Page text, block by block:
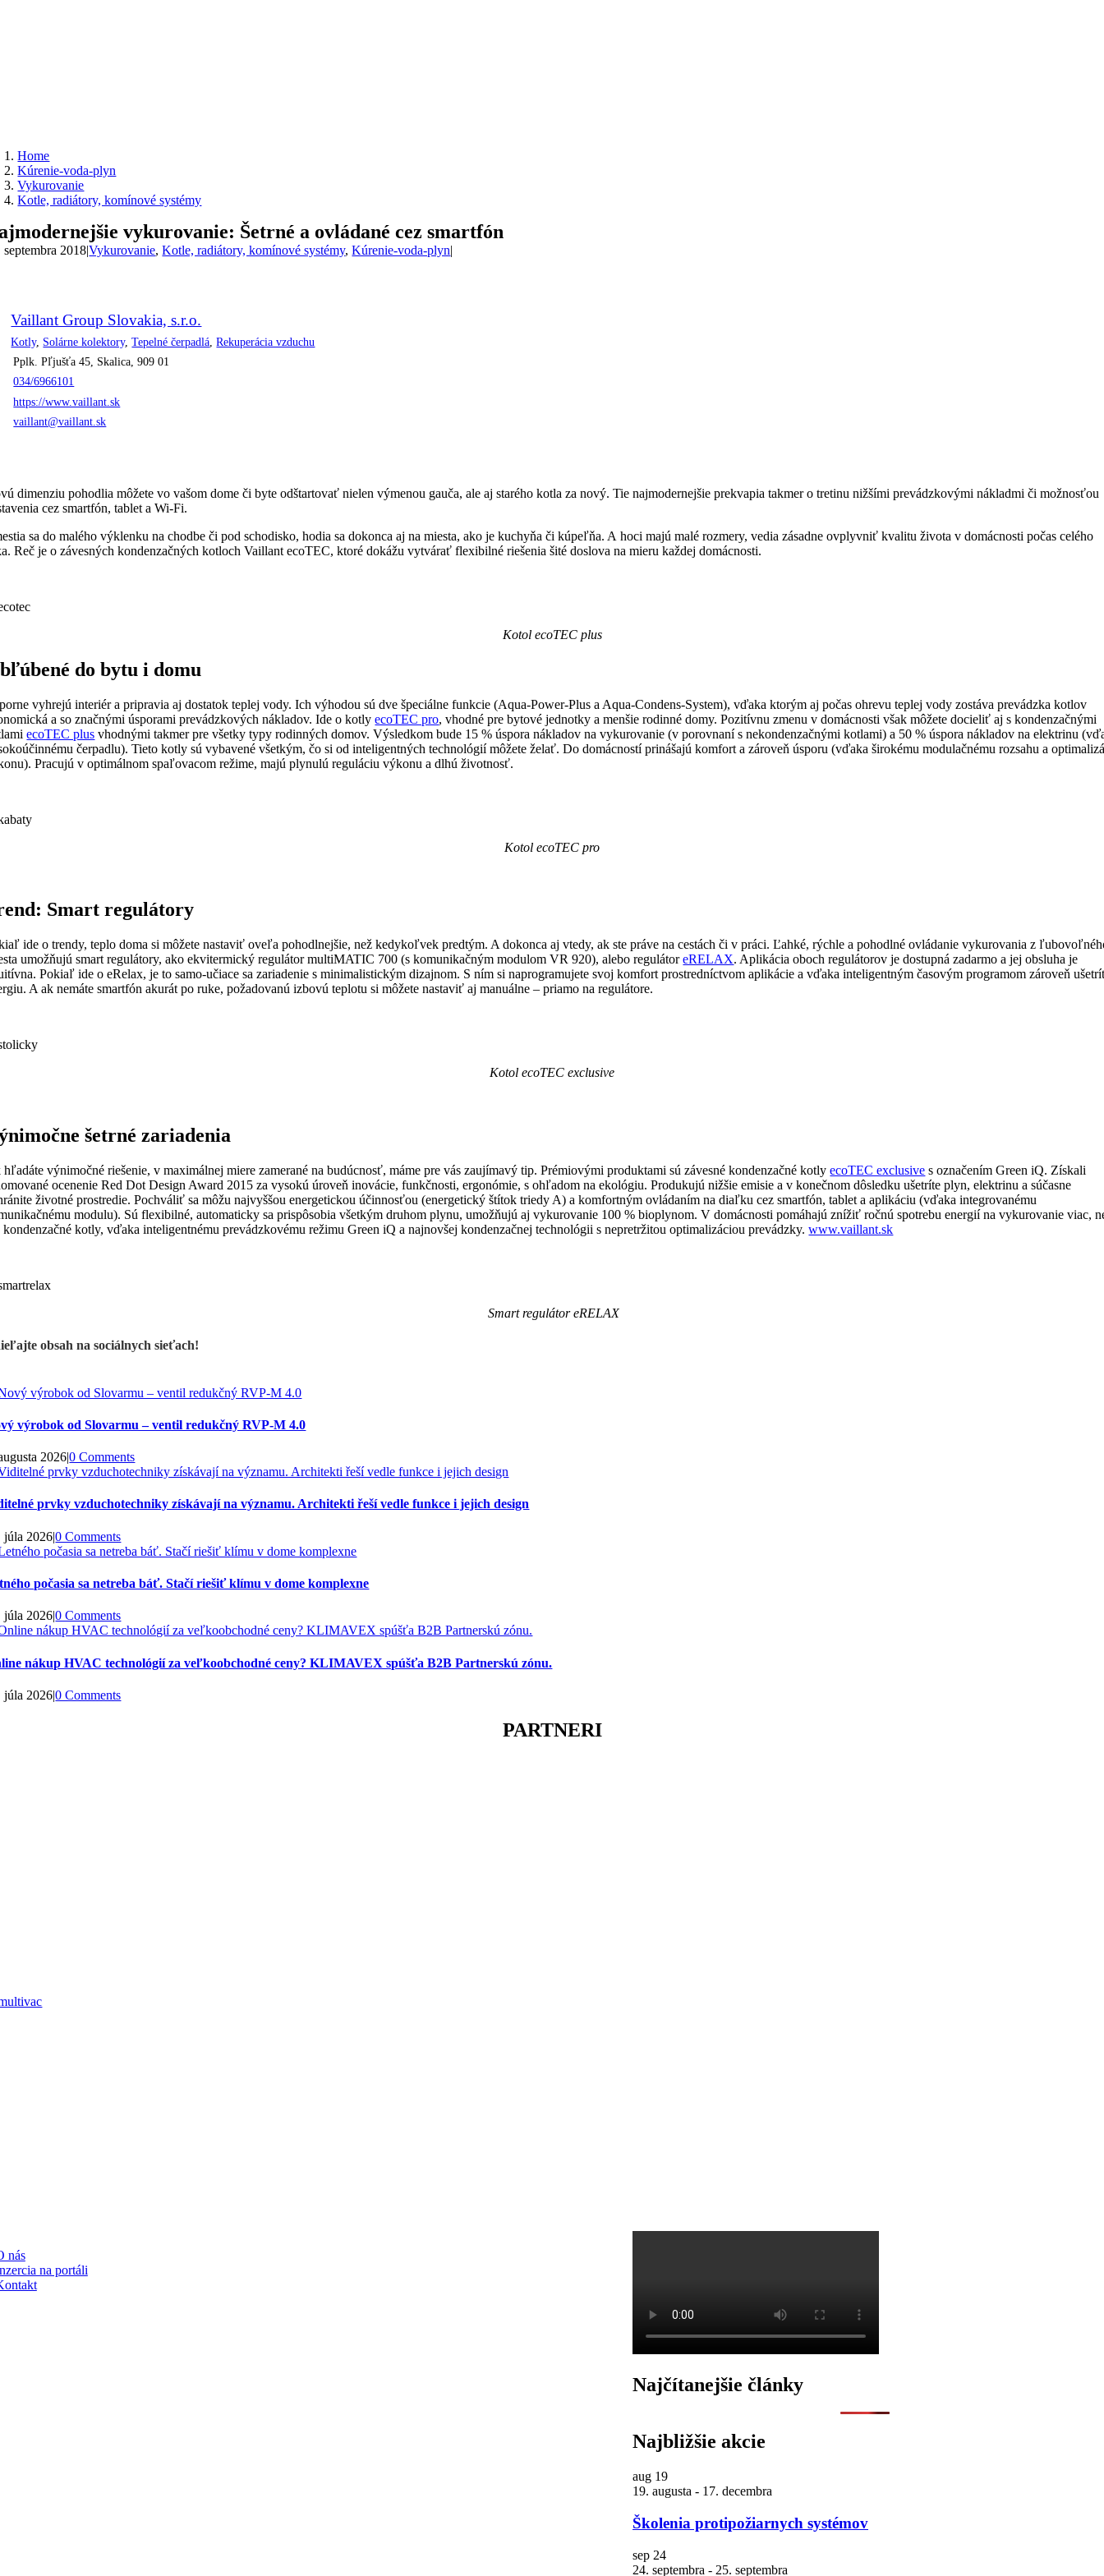
Home
Kúrenie-voda-plyn
Vykurovanie
Kotle, radiátory, komínové systémy
vykurovanie: Šetrné a ovládané cez smartfón
septembra 2018|Vykurovanie,Kotle, radiátory, komínové systémy,Kúrenie-voda-plyn|
Vaillant Group Slovakia, s.r.o.
Kotly, Solárne kolektory,Tepelné čerpadlá ,Rekuperácia vzduchu
Pplk. Pľjušťa 45, Skalica, 909 01
034/6966101
https://www.vaillant.sk
vaillant@vaillant.sk
dimenziu pohodlia môžete vo vašom dome či byte odštartovať nielen výmenou gauča, ale aj starého kotla za nový. Tie najmodernejšie prekvapia takmer o tretinu nižšími prevádzkovými nákladmi či možnosťou
cez smartfón, tablet a Wi-Fi.
sa do malého výklenku na chodbe či pod schodisko, hodia sa dokonca aj na miesta, ako je kuchyňa či kúpeľňa. A hoci majú malé rozmery, vedia zásadne ovplyvniť kvalitu života v domácnosti počas celého
Reč je o závesných kondenzačných kotloch Vaillant ecoTEC, ktoré dokážu vytvárať flexibilné riešenia šité doslova na mieru každej domácnosti.
Kotol ecoTEC plus
do bytu i domu
vyhrejú interiér a pripravia aj dostatok teplej vody. Ich výhodou sú dve špeciálne funkcie (Aqua-Power-Plus a Aqua-Condens-System), vďaka ktorým aj počas ohrevu teplej vody zostáva prevádzka kotlov
a so značnými úsporami prevádzkových nákladov. Ide o kotly ecoTEC pro, vhodné pre bytové jednotky a menšie rodinné domy. Pozitívnu zmenu v domácnosti však môžete docieliť aj s kondenzačnými
ecoTEC plus vhodnými takmer pre všetky typy rodinných domov. Výsledkom bude 15 % úspora nákladov na vykurovanie (v porovnaní s nekondenzačnými kotlami) a 50 % úspora nákladov na elektrinu
čerpadlu). Tieto kotly sú vybavené všetkým, čo si od inteligentných technológií môžete želať. Do domácností prinášajú komfort a zároveň úsporu (vďaka širokému modulačnému rozsahu a
Pracujú v optimálnom spaľovacom režime, majú plynulú reguláciu výkonu a dlhú životnosť.
Kotol ecoTEC pro
Smart regulátory
ide o trendy, teplo doma si môžete nastaviť oveľa pohodlnejšie, než kedykoľvek predtým. A dokonca aj vtedy, ak ste práve na cestách či v práci. Ľahké, rýchle a pohodlné ovládanie vykurovania z
umožňujú smart regulátory, ako ekvitermický regulátor multiMATIC 700 (s komunikačným modulom VR 920), alebo regulátoreRELAX. Aplikácia oboch regulátorov je dostupná zadarmo a jej obsluha je
Pokiaľ ide o eRelax, je to samo-učiace sa zariadenie s minimalistickým dizajnom. S ním si naprogramujete svoj komfort prostredníctvom aplikácie a vďaka inteligentným časovým programom zároveň
A ak nemáte smartfón akurát po ruke, požadovanú izbovú teplotu si môžete nastaviť aj manuálne – priamo na regulátore.
Kotol ecoTEC exclusive
šetrné zariadenia
výnimočné riešenie, v maximálnej miere zamerané na budúcnosť, máme pre vás zaujímavý tip. Prémiovými produktami sú závesné kondenzačné kotly ecoTEC exclusive s označením Green iQ. Získali
ocenenie Red Dot Design Award 2015 za vysokú úroveň inovácie, funkčnosti, ergonómie, s ohľadom na ekológiu. Produkujú nižšie emisie a v konečnom dôsledku ušetríte plyn, elektrinu a súčasne
životné prostredie. Pochváliť sa môžu najvyššou energetickou účinnosťou (energetický štítok triedy A) a komfortným ovládaním na diaľku cez smartfón, tablet a aplikáciu (vďaka integrovanému
modulu). Sú flexibilné, automaticky sa prispôsobia všetkým druhom plynu, umožňujú aj vykurovanie 100 % bioplynom. V domácnosti pomáhajú znížiť ročnú spotrebu energií na vykurovanie viac,
kondenzačné kotly, vďaka inteligentnému prevádzkovému režimu Green iQ a najnovšej kondenzačnej technológii s nepretržitou optimalizáciou prevádzky.www.vaillant.sk
Smart regulátor eRELAX
obsah na sociálnych sieťach!
výrobok od Slovarmu – ventil redukčný RVP-M 4.0
2026|0 Comments
prvky vzduchotechniky získávají na významu. Architekti řeší vedle funkce i jejich design
júla 2026|0 Comments
počasia sa netreba báť. Stačí riešiť klímu v dome komplexne
júla 2026|0 Comments
nákup HVAC technológií za veľkoobchodné ceny? KLIMAVEX spúšťa B2B Partnerskú zónu.
júla 2026|0 Comments
PARTNERI
Najčítanejšie články
Najbližšie akcie
aug 19
19. augusta - 17. decembra
Školenia protipožiarnych systémov
sep 24
24. septembra - 25. septembra
nás
na portáli